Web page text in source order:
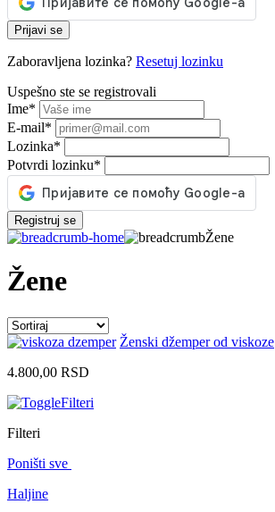
Prijavi se
Zaboravljena lozinka? Resetuj lozinku
Uspešno ste se registrovali
Ime*
E-mail*
Lozinka*
Potvrdi lozinku*
Registruj se
Žene
Žene
Ženski džemper od viskoze
4.800,00 RSD
Filteri
Filteri
Poništi sve
Haljine